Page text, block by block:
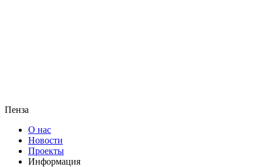
Пенза
О нас
Новости
Проекты
Информация